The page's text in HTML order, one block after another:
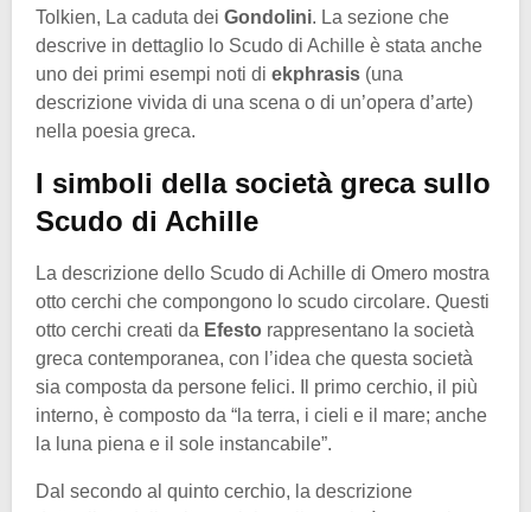
Tolkien, La caduta dei Gondolini. La sezione che
descrive in dettaglio lo Scudo di Achille è stata anche
uno dei primi esempi noti di ekphrasis (una
descrizione vivida di una scena o di un’opera d’arte)
nella poesia greca.
I simboli della società greca sullo
Scudo di Achille
La descrizione dello Scudo di Achille di Omero mostra
otto cerchi che compongono lo scudo circolare. Questi
otto cerchi creati da Efesto rappresentano la società
greca contemporanea, con l’idea che questa società
sia composta da persone felici. Il primo cerchio, il più
interno, è composto da “la terra, i cieli e il mare; anche
la luna piena e il sole instancabile”.
Dal secondo al quinto cerchio, la descrizione